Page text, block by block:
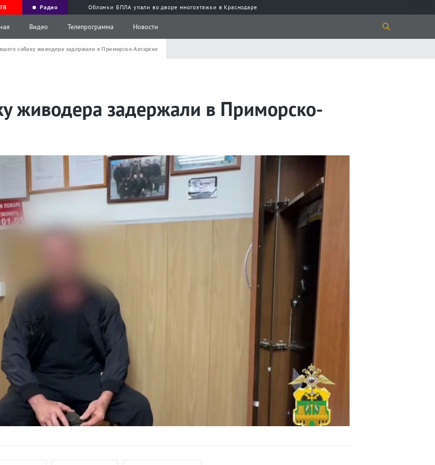
ТВ Радио Обломки БПЛА упали во дворе многоэтажки в Краснодаре
Видео Телепрограмма Новости
собаку живодера задержали в Приморско-Ахтарске
живодера задержали в Приморско-